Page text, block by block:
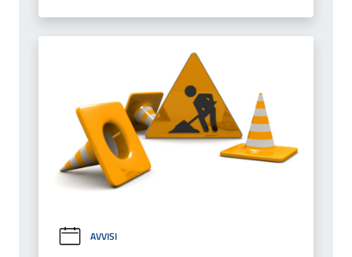
AVVISI